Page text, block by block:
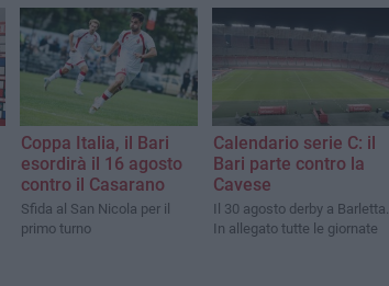
Coppa Italia, il Bari
esordirà il 16 agosto
contro il Casarano
Sfida al San Nicola per il
primo turno
Calendario serie C: il
Bari parte contro la
Cavese
Il 30 agosto derby a Barletta.
In allegato tutte le giornate